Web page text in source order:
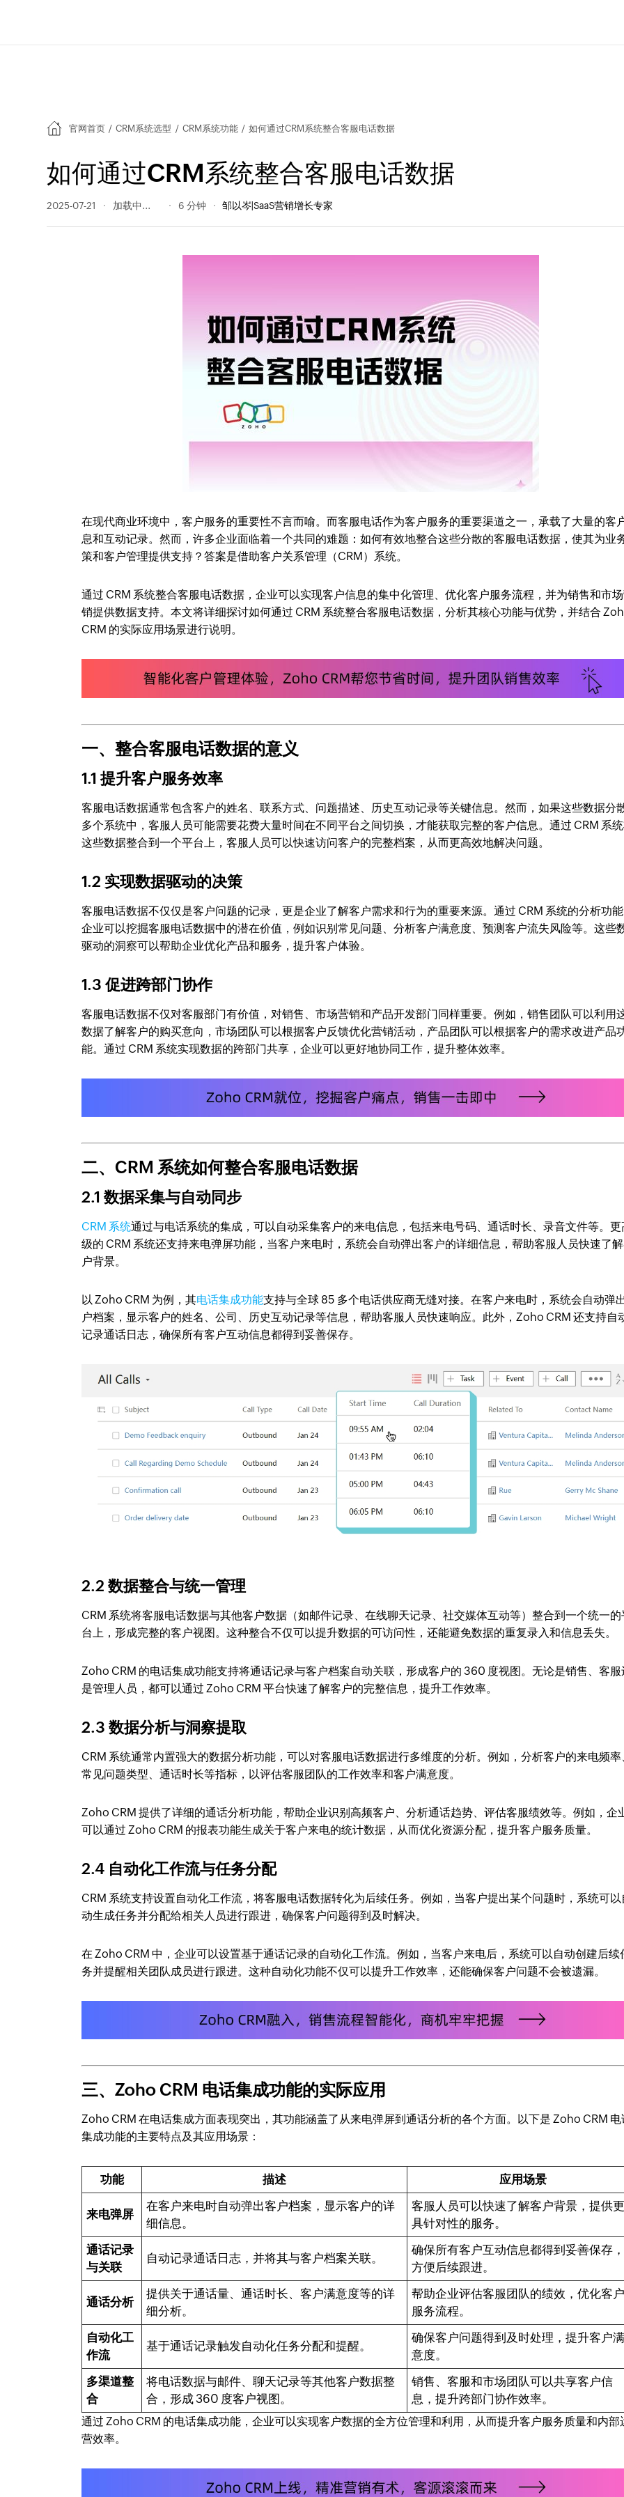
官网首页 / CRM系统选型 / CRM系统功能 / 如何通过CRM系统整合客服电话数据
如何通过CRM系统整合客服电话数据
2025-07-21 204 阅读量 6 分钟 邹以岑|SaaS营销增长专家
在现代商业环境中，客户服务的重要性不言而喻。而客服电话作为客户服务的重要渠道之一，承载了大量的客
息和互动记录。然而，许多企业面临着一个共同的难题：如何有效地整合这些分散的客服电话数据，使其为业
策和客户管理提供支持？答案是借助客户关系管理（CRM）系统。
通过 CRM 系统整合客服电话数据，企业可以实现客户信息的集中化管理、优化客户服务流程，并为销售和市
销提供数据支持。本文将详细探讨如何通过 CRM 系统整合客服电话数据，分析其核心功能与优势，并结合
CRM 的实际应用场景进行说明。
一、整合客服电话数据的意义
1.1 提升客户服务效率
客服电话数据通常包含客户的姓名、联系方式、问题描述、历史互动记录等关键信息。然而，如果这些数据分
多个系统中，客服人员可能需要花费大量时间在不同平台之间切换，才能获取完整的客户信息。通过 CRM 系
这些数据整合到一个平台上，客服人员可以快速访问客户的完整档案，从而更高效地解决问题。
1.2 实现数据驱动的决策
客服电话数据不仅仅是客户问题的记录，更是企业了解客户需求和行为的重要来源。通过 CRM 系统的分析功
企业可以挖掘客服电话数据中的潜在价值，例如识别常见问题、分析客户满意度、预测客户流失风险等。这些
驱动的洞察可以帮助企业优化产品和服务，提升客户体验。
1.3 促进跨部门协作
客服电话数据不仅对客服部门有价值，对销售、市场营销和产品开发部门同样重要。例如，销售团队可以利用
数据了解客户的购买意向，市场团队可以根据客户反馈优化营销活动，产品团队可以根据客户的需求改进产品
能。通过 CRM 系统实现数据的跨部门共享，企业可以更好地协同工作，提升整体效率。
二、CRM 系统如何整合客服电话数据
2.1 数据采集与自动同步
CRM 系统通过与电话系统的集成，可以自动采集客户的来电信息，包括来电号码、通话时长、录音文件等。更
级的 CRM 系统还支持来电弹屏功能，当客户来电时，系统会自动弹出客户的详细信息，帮助客服人员快速了
户背景。
以 Zoho CRM 为例，其电话集成功能支持与全球 85 多个电话供应商无缝对接。在客户来电时，系统会自动弹
户档案，显示客户的姓名、公司、历史互动记录等信息，帮助客服人员快速响应。此外，Zoho CRM 还支持自
记录通话日志，确保所有客户互动信息都得到妥善保存。
2.2 数据整合与统一管理
CRM 系统将客服电话数据与其他客户数据（如邮件记录、在线聊天记录、社交媒体互动等）整合到一个统一的
台上，形成完整的客户视图。这种整合不仅可以提升数据的可访问性，还能避免数据的重复录入和信息丢失。
Zoho CRM 的电话集成功能支持将通话记录与客户档案自动关联，形成客户的 360 度视图。无论是销售、客服
是管理人员，都可以通过 Zoho CRM 平台快速了解客户的完整信息，提升工作效率。
2.3 数据分析与洞察提取
CRM 系统通常内置强大的数据分析功能，可以对客服电话数据进行多维度的分析。例如，分析客户的来电频率
常见问题类型、通话时长等指标，以评估客服团队的工作效率和客户满意度。
Zoho CRM 提供了详细的通话分析功能，帮助企业识别高频客户、分析通话趋势、评估客服绩效等。例如，企
可以通过 Zoho CRM 的报表功能生成关于客户来电的统计数据，从而优化资源分配，提升客户服务质量。
2.4 自动化工作流与任务分配
CRM 系统支持设置自动化工作流，将客服电话数据转化为后续任务。例如，当客户提出某个问题时，系统可以
动生成任务并分配给相关人员进行跟进，确保客户问题得到及时解决。
在 Zoho CRM 中，企业可以设置基于通话记录的自动化工作流。例如，当客户来电后，系统可以自动创建后续
务并提醒相关团队成员进行跟进。这种自动化功能不仅可以提升工作效率，还能确保客户问题不会被遗漏。
三、Zoho CRM 电话集成功能的实际应用
Zoho CRM 在电话集成方面表现突出，其功能涵盖了从来电弹屏到通话分析的各个方面。以下是 Zoho CRM 电
集成功能的主要特点及其应用场景：
功能 描述 应用场景
来电弹屏
在客户来电时自动弹出客户档案，显示客户的详
细信息。
客服人员可以快速了解客户背景，提供
具针对性的服务。
通话记录
与关联
自动记录通话日志，并将其与客户档案关联。
确保所有客户互动信息都得到妥善保存
方便后续跟进。
通话分析
提供关于通话量、通话时长、客户满意度等的详
细分析。
帮助企业评估客服团队的绩效，优化客
服务流程。
自动化工
作流
基于通话记录触发自动化任务分配和提醒。
确保客户问题得到及时处理，提升客户
意度。
多渠道整
合
将电话数据与邮件、聊天记录等其他客户数据整
合，形成 360 度客户视图。
销售、客服和市场团队可以共享客户信
息，提升跨部门协作效率。
通过 Zoho CRM 的电话集成功能，企业可以实现客户数据的全方位管理和利用，从而提升客户服务质量和内部
营效率。